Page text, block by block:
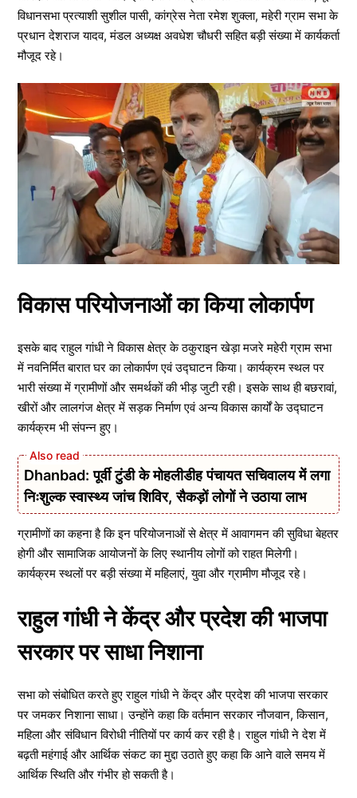
विधानसभा प्रत्याशी सुशील पासी, कांग्रेस नेता रमेश शुक्ला, महेरी ग्राम सभा के
प्रधान देशराज यादव, मंडल अध्यक्ष अवधेश चौधरी सहित बड़ी संख्या में कार्यकर्ता
मौजूद रहे।
विकास परियोजनाओं का किया लोकार्पण
इसके बाद राहुल गांधी ने विकास क्षेत्र के ठकुराइन खेड़ा मजरे महेरी ग्राम सभा
में नवनिर्मित बारात घर का लोकार्पण एवं उद्घाटन किया। कार्यक्रम स्थल पर
भारी संख्या में ग्रामीणों और समर्थकों की भीड़ जुटी रही। इसके साथ ही बछरावां,
खीरों और लालगंज क्षेत्र में सड़क निर्माण एवं अन्य विकास कार्यों के उद्घाटन
कार्यक्रम भी संपन्न हुए।
Dhanbad: पूर्वी टुंडी के मोहलीडीह पंचायत सचिवालय में लगा
निःशुल्क स्वास्थ्य जांच शिविर, सैकड़ों लोगों ने उठाया लाभ
ग्रामीणों का कहना है कि इन परियोजनाओं से क्षेत्र में आवागमन की सुविधा बेहतर
होगी और सामाजिक आयोजनों के लिए स्थानीय लोगों को राहत मिलेगी।
कार्यक्रम स्थलों पर बड़ी संख्या में महिलाएं, युवा और ग्रामीण मौजूद रहे।
राहुल गांधी ने केंद्र और प्रदेश की भाजपा
सरकार पर साधा निशाना
सभा को संबोधित करते हुए राहुल गांधी ने केंद्र और प्रदेश की भाजपा सरकार
पर जमकर निशाना साधा। उन्होंने कहा कि वर्तमान सरकार नौजवान, किसान,
महिला और संविधान विरोधी नीतियों पर कार्य कर रही है। राहुल गांधी ने देश में
बढ़ती महंगाई और आर्थिक संकट का मुद्दा उठाते हुए कहा कि आने वाले समय में
आर्थिक स्थिति और गंभीर हो सकती है।